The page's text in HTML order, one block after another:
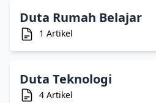
Duta Rumah Belajar
1 Artikel
Duta Teknologi
4 Artikel